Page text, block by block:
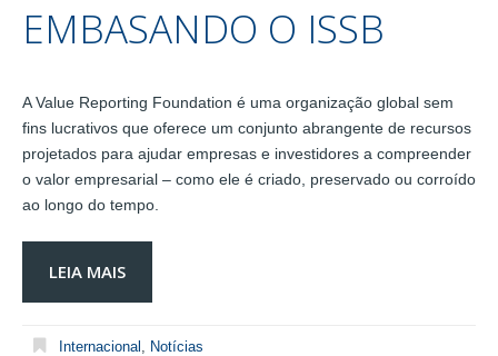
EMBASANDO O ISSB
A Value Reporting Foundation é uma organização global sem
fins lucrativos que oferece um conjunto abrangente de recursos
projetados para ajudar empresas e investidores a compreender
o valor empresarial – como ele é criado, preservado ou corroído
ao longo do tempo.
LEIA MAIS
Internacional
Notícias